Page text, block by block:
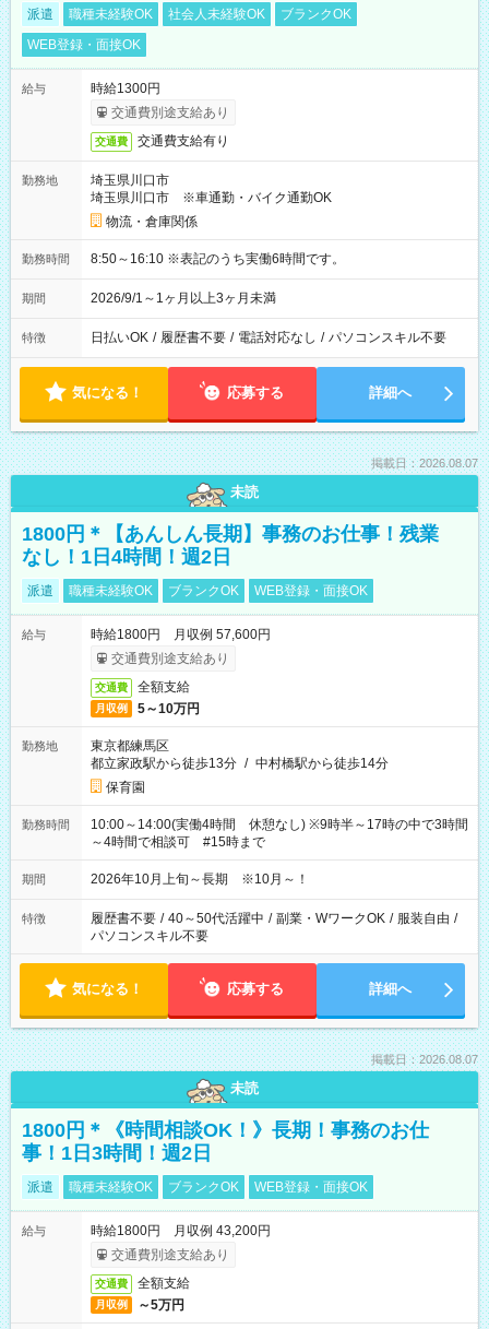
派遣 職種未経験OK 社会人未経験OK
ブランクOK
WEB登録・面接OK
給与
時給1300円
交通費別途支給あり
交通費 交通費支給有り
勤務地
埼玉県川口市
埼玉県川口市 ※車通勤・バイク通勤OK
物流・倉庫関係
勤務時間 8:50～16:10 ※表記のうち実働6時間です。
期間 2026/9/1～1ヶ月以上3ヶ月未満
特徴 日払いOK / 履歴書不要 / 電話対応なし / パソコンスキル不要
気になる！ 応募する 詳細へ
掲載日：2026.08.07
未読
1800円＊【あんしん長期】事務のお仕事！残業
なし！1日4時間！週2日
派遣 職種未経験OK ブランクOK WEB登録・面接OK
給与
時給1800円 月収例 57,600円
交通費別途支給あり
交通費 全額支給
月収例 5～10万円
勤務地
東京都練馬区
都立家政駅から徒歩13分 / 中村橋駅から徒歩14分
保育園
勤務時間
10:00～14:00(実働4時間 休憩なし) ※9時半～17時の中で3時間
～4時間で相談可 #15時まで
期間 2026年10月上旬～長期 ※10月～！
特徴 履歴書不要 / 40～50代活躍中 / 副業・WワークOK / 服装自由 /
パソコンスキル不要
気になる！ 応募する 詳細へ
掲載日：2026.08.07
未読
1800円＊《時間相談OK！》長期！事務のお仕
事！1日3時間！週2日
派遣 職種未経験OK ブランクOK WEB登録・面接OK
給与
時給1800円 月収例 43,200円
交通費別途支給あり
交通費 全額支給
月収例 ～5万円